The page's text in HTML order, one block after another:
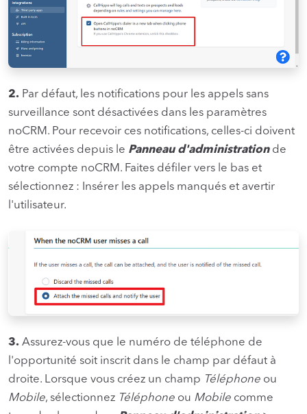
2. Par défaut, les notifications pour les appels sans
surveillance sont désactivées dans les paramètres
noCRM. Pour recevoir ces notifications, celles-ci doivent
être activées depuis le Panneau d'administrationde
votre compte noCRM. Faites défiler vers le bas et
sélectionnez : Insérer les appels manqués et avertir
l'utilisateur.
3. Assurez-vous que le numéro de téléphone de
l'opportunité soit inscrit dans le champ par défaut à
droite. Lorsque vous créez un champ Téléphone ou
Mobile, sélectionnez Téléphone ou Mobile comme